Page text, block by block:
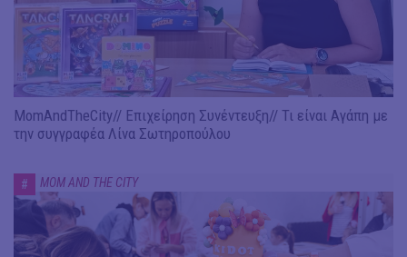
MomAndTheCity// Επιχείρηση Συνέντευξη// Τι είναι Αγάπη με
την συγγραφέα Λίνα Σωτηροπούλου
# MOM AND THE CITY